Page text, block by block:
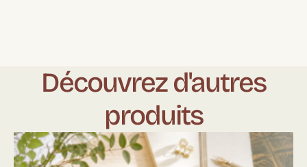
Découvrez d'autres
produits